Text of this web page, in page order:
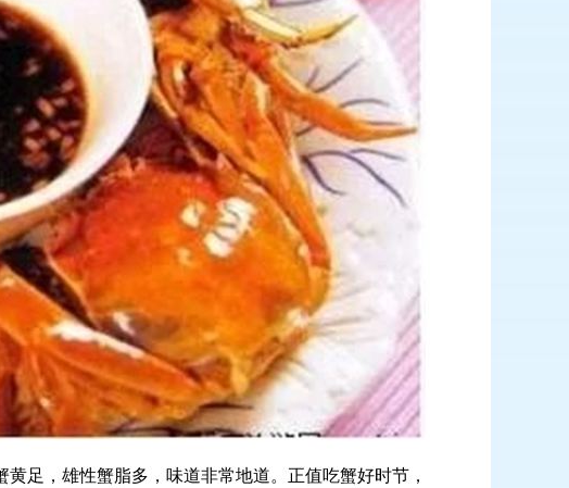
，雄性蟹脂多，味道非常地道。正值吃蟹好时节，